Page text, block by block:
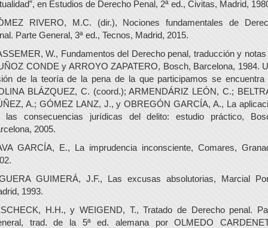
en Estudios de Derecho Penal, 2ª ed., Civitas, Madrid,
RIVERO, M.C. (dir.), Nociones fundamentales de
Parte General, 3ª ed., Tecnos, Madrid, 2015.
W., Fundamentos del Derecho penal, traducción y notas
CONDE y ARROYO ZAPATERO, Bosch, Barcelona, 1984.
de la teoría de la pena de la que participamos se encuentra
BLÁZQUEZ, C. (coord.); ARMENDÁRIZ LEÓN, C.;
A.; GÓMEZ LANZ, J., y OBREGÓN GARCÍA, A., La
las consecuencias jurídicas del delito: estudio práctico,
2005.
GARCÍA, E., La imprudencia inconsciente, Comares,
GUIMERÁ, J.F., Las excusas absolutorias, Marcial
1993.
H.H., y WEIGEND, T., Tratado de Derecho penal.
trad. de la 5ª ed. alemana por OLMEDO